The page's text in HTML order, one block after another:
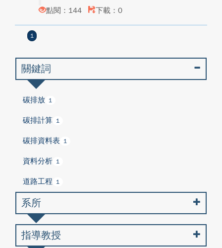
點閱：144
下載：0
1
關鍵詞
碳排放 1
碳排計算 1
碳排資料表 1
資料分析 1
道路工程 1
系所
指導教授